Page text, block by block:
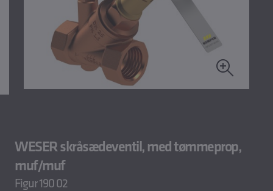
WESER skråsædeventil, med tømmeprop,
muf/muf
Figur 190 02